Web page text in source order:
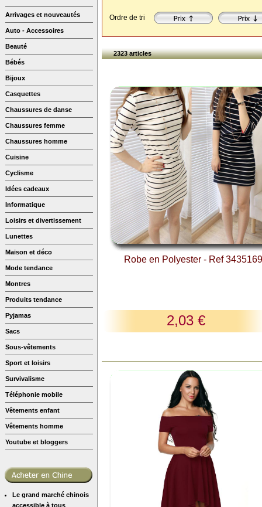
Arrivages et nouveautés
Auto - Accessoires
Beauté
Bébés
Bijoux
Casquettes
Chaussures de danse
Chaussures femme
Chaussures homme
Cuisine
Cyclisme
Idées cadeaux
Informatique
Loisirs et divertissement
Lunettes
Maison et déco
Mode tendance
Montres
Produits tendance
Pyjamas
Sacs
Sous-vêtements
Sport et loisirs
Survivalisme
Téléphonie mobile
Vêtements enfant
Vêtements homme
Youtube et bloggers
Le grand marché chinois
accessible à tous
Ordre de tri
2323 articles
Robe en Polyester - Ref 3435169
2,03 €